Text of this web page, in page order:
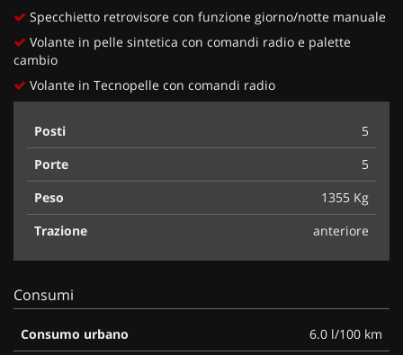
Specchietto retrovisore con funzione giorno/notte manuale
Volante in pelle sintetica con comandi radio e palette
cambio
Volante in Tecnopelle con comandi radio
Posti
5
Porte
5
Peso
1355 Kg
Trazione
anteriore
Consumi
Consumo urbano
6.0 l/100 km